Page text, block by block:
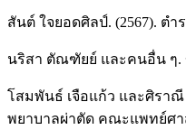
สันต์ ใจยอดศิลป์. (2567). ตำ
นริสา ตัณฑัยย์ และคนอื่น ๆ.
โสมพันธ์ เจือแก้ว และศิราณี
พยาบาลผ่าตัด คณะแพทย์ศา